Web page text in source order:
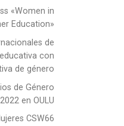
«Women in
Education»
de
con
de género
de Género
2022 en OULU
CSW66